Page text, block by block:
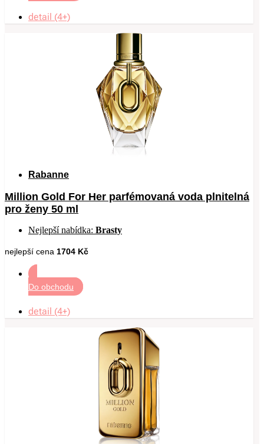
detail (4+)
Rabanne
Million Gold For Her parfémovaná voda plnitelná
pro ženy 50 ml
Nejlepší nabídka: Brasty
nejlepší cena 1704 Kč
Do obchodu
detail (4+)